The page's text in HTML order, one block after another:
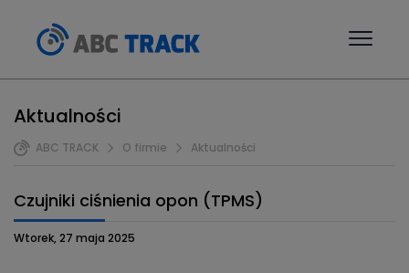
Aktualności
ABC TRACK O firmie Aktualności
Czujniki ciśnienia opon (TPMS)
Wtorek, 27 maja 2025